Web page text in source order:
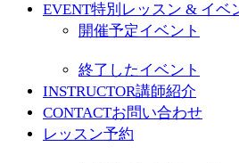
EVENT特別レッスン & イベ
開催予定イベント
終了したイベント
INSTRUCTOR講師紹介
CONTACTお問い合わせ
レッスン予約